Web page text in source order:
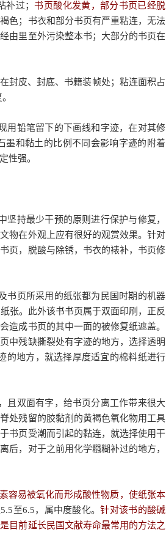
补过；书页酸化发黄，部分书页已经脱
色；书衣和部分书页有严重粘连，无法
由里至外污染整本书；大部分的书页在
皮、封底、书籍装帧处；粘连面积占
铅笔留下的下画线和字迹，在对其修
墨和黏土的比例不同会影响字迹的附着
性强。
持最少干预的原则进行保护与修复，
物在外观上应有很好的观赏效果。针对
页，脱酸与除锈，书衣的裱补，书页修
页所采用的纸张都为民国时期的机器
张。此外该书书页属于双面印刷，正反
造成书页的其中一面的被修复纸遮盖。
中残缺撕裂处有字迹的地方，选择透明
的地方，就选择厚度适宜的棉料纸进行
双面有字，给书页分离工作带来很大
处残留的胶黏剂的黄褐色氧化物用工具
书页受潮而引起的黏连，就选择使用干
后，对于之前用化学糨糊补过的地方，
容易被氧化而形成酸性物质，使纸张本
至6.5，属中度酸化。针对该书的酸碱
目前延长民国文献寿命最常用的方法之